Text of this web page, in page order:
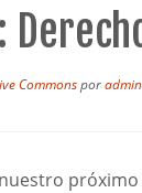
Commonsporadmin